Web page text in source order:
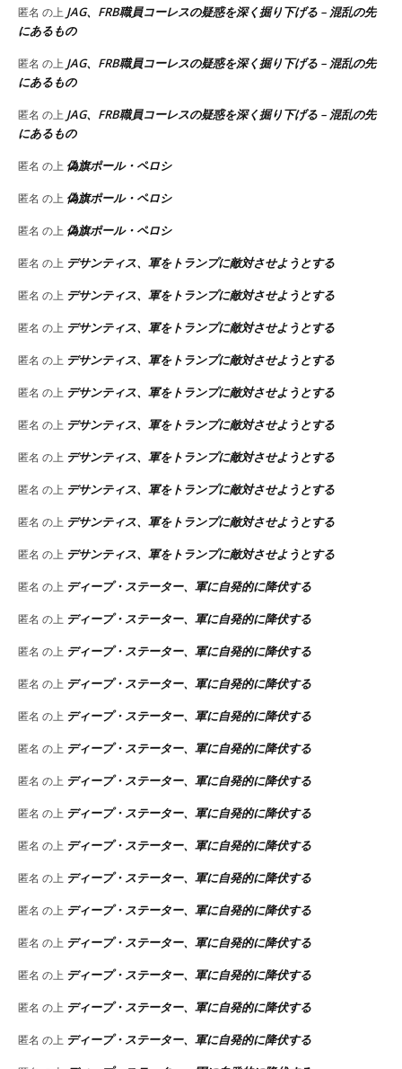
匿名 の上 JAG、FRB職員コーレスの疑惑を深く掘り下げる – 混乱の先
にあるもの
匿名 の上 JAG、FRB職員コーレスの疑惑を深く掘り下げる – 混乱の先
にあるもの
匿名 の上 JAG、FRB職員コーレスの疑惑を深く掘り下げる – 混乱の先
にあるもの
匿名 の上 偽旗ポール・ペロシ
匿名 の上 偽旗ポール・ペロシ
匿名 の上 偽旗ポール・ペロシ
匿名 の上 デサンティス、軍をトランプに敵対させようとする
匿名 の上 デサンティス、軍をトランプに敵対させようとする
匿名 の上 デサンティス、軍をトランプに敵対させようとする
匿名 の上 デサンティス、軍をトランプに敵対させようとする
匿名 の上 デサンティス、軍をトランプに敵対させようとする
匿名 の上 デサンティス、軍をトランプに敵対させようとする
匿名 の上 デサンティス、軍をトランプに敵対させようとする
匿名 の上 デサンティス、軍をトランプに敵対させようとする
匿名 の上 デサンティス、軍をトランプに敵対させようとする
匿名 の上 デサンティス、軍をトランプに敵対させようとする
匿名 の上 ディープ・ステーター、軍に自発的に降伏する
匿名 の上 ディープ・ステーター、軍に自発的に降伏する
匿名 の上 ディープ・ステーター、軍に自発的に降伏する
匿名 の上 ディープ・ステーター、軍に自発的に降伏する
匿名 の上 ディープ・ステーター、軍に自発的に降伏する
匿名 の上 ディープ・ステーター、軍に自発的に降伏する
匿名 の上 ディープ・ステーター、軍に自発的に降伏する
匿名 の上 ディープ・ステーター、軍に自発的に降伏する
匿名 の上 ディープ・ステーター、軍に自発的に降伏する
匿名 の上 ディープ・ステーター、軍に自発的に降伏する
匿名 の上 ディープ・ステーター、軍に自発的に降伏する
匿名 の上 ディープ・ステーター、軍に自発的に降伏する
匿名 の上 ディープ・ステーター、軍に自発的に降伏する
匿名 の上 ディープ・ステーター、軍に自発的に降伏する
匿名 の上 ディープ・ステーター、軍に自発的に降伏する